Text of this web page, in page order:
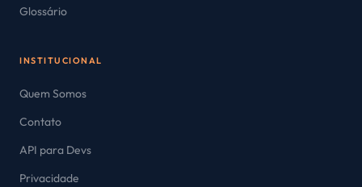
Glossário
INSTITUCIONAL
Quem Somos
Contato
API para Devs
Privacidade